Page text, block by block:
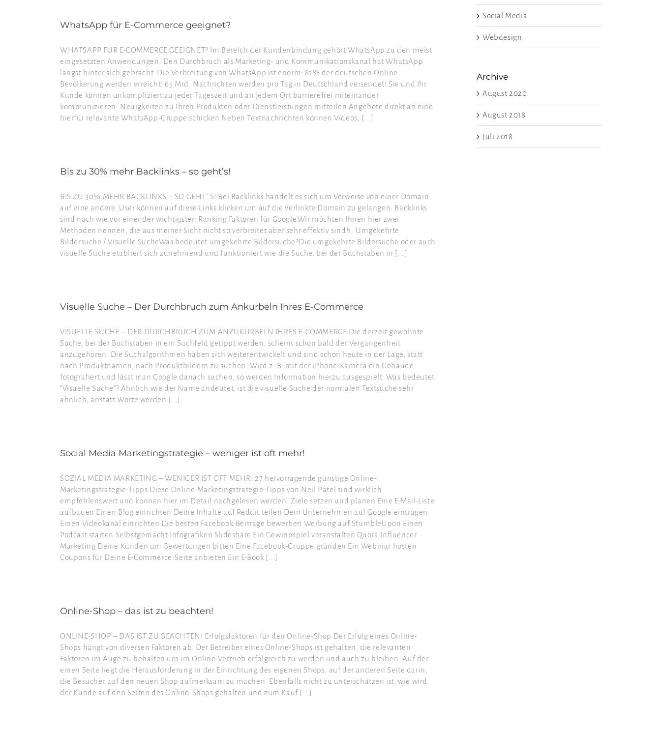
WhatsApp für E-Commerce geeignet?
WHATSAPP FÜR E-COMMERCE GEEIGNET? Im Bereich der Kundenbindung gehört WhatsApp zu den meist
eingesetzten Anwendungen. Den Durchbruch als Marketing- und Kommunikationskanal hat WhatsApp
längst hinter sich gebracht. Die Verbreitung von WhatsApp ist enorm: 81% der deutschen Online
Bevölkerung werden erreicht! 65 Mrd. Nachrichten werden pro Tag in Deutschland versendet! Sie und Ihr
Kunde können unkompliziert zu jeder Tageszeit und an jedem Ort barrierefrei miteinander
kommunizieren: Neuigkeiten zu Ihren Produkten oder Dienstleistungen mitteilen Angebote direkt an eine
hierfür relevante WhatsApp-Gruppe schicken Neben Textnachrichten können Videos, [...]
Bis zu 30% mehr Backlinks – so geht’s!
BIS ZU 30% MEHR BACKLINKS – SO GEHT´S! Bei Backlinks handelt es sich um Verweise von einer Domain
auf eine andere. User können auf diese Links klicken um auf die verlinkte Domain zu gelangen. Backlinks
sind nach wie vor einer der wichtigsten Ranking Faktoren für Google.Wir möchten Ihnen hier zwei
Methoden nennen, die aus meiner Sicht nicht so verbreitet aber sehr effektiv sind!1. Umgekehrte
Bildersuche / Visuelle SucheWas bedeutet umgekehrte Bildersuche?Die umgekehrte Bildersuche oder auch
visuelle Suche etabliert sich zunehmend und funktioniert wie die Suche, bei der Buchstaben in [...]
Visuelle Suche – Der Durchbruch zum Ankurbeln Ihres E-Commerce
VISUELLE SUCHE – DER DURCHBRUCH ZUM ANZUKURBELN IHRES E-COMMERCE Die derzeit gewohnte
Suche, bei der Buchstaben in ein Suchfeld getippt werden, scheint schon bald der Vergangenheit
anzugehören. Die Suchalgorithmen haben sich weiterentwickelt und sind schon heute in der Lage, statt
nach Produktnamen, nach Produktbildern zu suchen. Wird z. B. mit der iPhone-Kamera ein Gebäude
fotografiert und lässt man Google danach suchen, so werden Information hierzu ausgespielt. Was bedeutet
“Visuelle Suche”? Ähnlich wie der Name andeutet, ist die visuelle Suche der normalen Textsuche sehr
ähnlich, anstatt Worte werden [...]
Social Media Marketingstrategie – weniger ist oft mehr!
SOZIAL MEDIA MARKETING – WENIGER IST OFT MEHR! 27 hervorragende günstige Online-
Marketingstrategie-Tipps Diese Online-Marketingstrategie-Tipps von Neil Patel sind wirklich
empfehlenswert und können hier im Detail nachgelesen werden. Ziele setzen und planen Eine E-Mail-Liste
aufbauen Einen Blog einrichten Deine Inhalte auf Reddit teilen Dein Unternehmen auf Google eintragen
Einen Videokanal einrichten Die besten Facebook-Beiträge bewerben Werbung auf StumbleUpon Einen
Podcast starten Selbstgemacht Infografiken Slideshare Ein Gewinnspiel veranstalten Quora Influencer
Marketing Deine Kunden um Bewertungen bitten Eine Facebook-Gruppe gründen Ein Webinar hosten
Coupons für Deine E-Commerce-Seite anbieten Ein E-Book [...]
Online-Shop – das ist zu beachten!
ONLINE-SHOP – DAS IST ZU BEACHTEN! Erfolgsfaktoren für den Online-Shop Der Erfolg eines Online-
Shops hängt von diversen Faktoren ab. Der Betreiber eines Online-Shops ist gehalten, die relevanten
Faktoren im Auge zu behalten um im Online-Vertrieb erfolgreich zu werden und auch zu bleiben. Auf der
einen Seite liegt die Herausforderung in der Einrichtung des eigenen Shops, auf der anderen Seite darin,
die Besucher auf den neuen Shop aufmerksam zu machen. Ebenfalls nicht zu unterschätzen ist, wie wird
der Kunde auf den Seiten des Online-Shops gehalten und zum Kauf [...]
Social Media
Webdesign
Archive
August 2020
August 2018
Juli 2018